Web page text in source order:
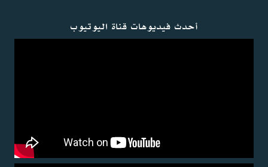
أحدث فيديوهات قناة اليوتيوب